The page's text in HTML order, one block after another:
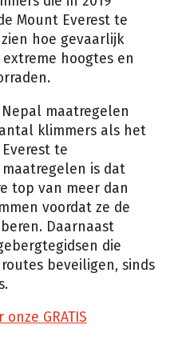
Mount Everest te
hoe gevaarlijk
hoogtes en
maatregelen
klimmers als het
te
is dat
top van meer dan
voordat ze de
Daarnaast
die
beveiligen, sinds
GRATIS